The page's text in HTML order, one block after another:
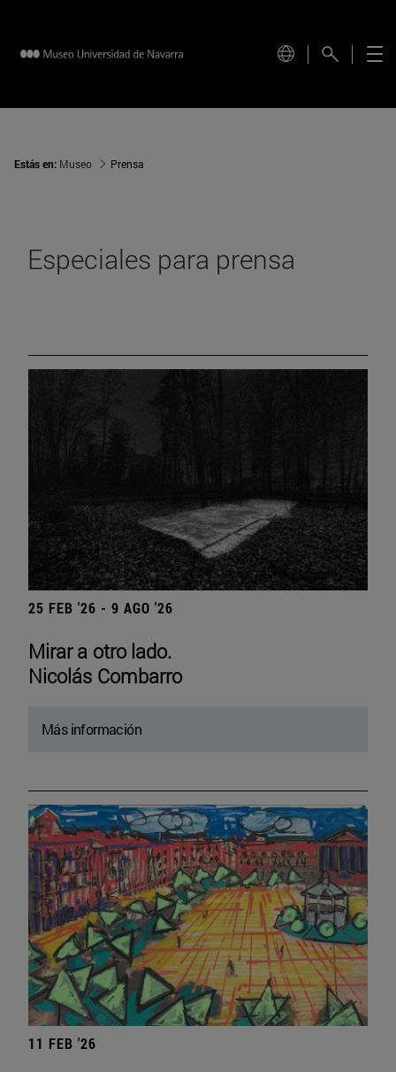
Estás en: Museo Prensa
Especiales para prensa
25 FEB '26 - 9 AGO '26
Mirar a otro lado.
Nicolás Combarro
Más información
11 FEB '26